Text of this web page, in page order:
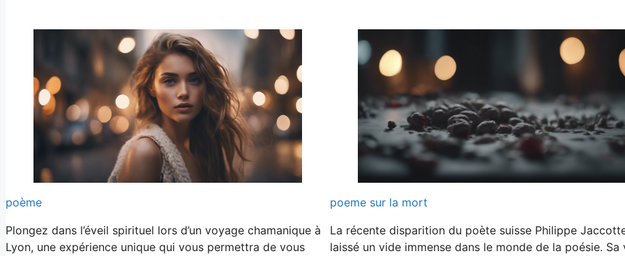
poème
Plongez dans l’éveil spirituel lors d’un voyage chamanique à
Lyon, une expérience unique qui vous permettra de vous
poeme sur la mort
La récente disparition du poète suisse Philippe
laissé un vide immense dans le monde de la poésie. Sa